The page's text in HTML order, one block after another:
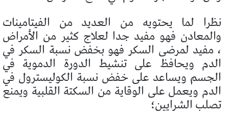
نظرا لما يحتويه من العديد من الفيتامينات
والمعادن فهو مفيد جدا لعلاج كثير من الأمراض
، مفيد لمرضى السكر فهو بخفض نسبة السكر في
الدم ويحافظ على تنشيط الدورة الدموية في
الجسم ويساعد على خفض نسبة الكوليسترول في
الدم ويعمل على الوقاية من السكتة القلبية ويمنع
تصلب الشرايين؛